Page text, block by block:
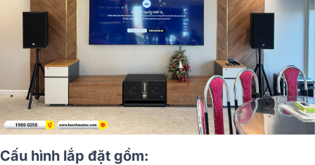
Cấu hình lắp đặt gồm: